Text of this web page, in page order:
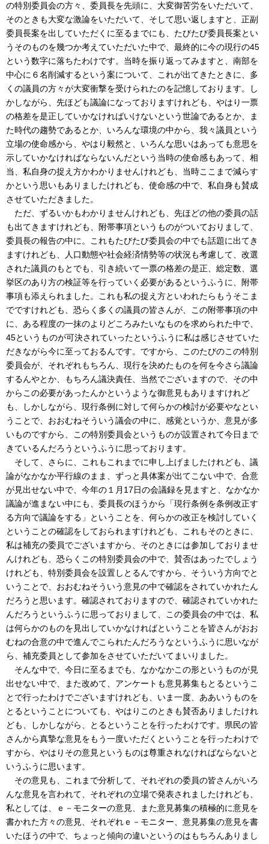
の特別委員会の方々、委員長を先頭に、大変御苦労をいただいて、
そのときも大変な激論をいただいて、そして思い返しますと、正副
委員長案を出していただくに至るまでにも、たびたび委員長案とい
うそのものを幾つか考えていただいた中で、最終的に今の現行の45
という数字に落ちたわけです。当時を振り返ってみますと、南部を
中心に６名削減するという案について、これが出てきたときに、多
くの議員の方々が大変衝撃を受けられたのを記憶しております。し
かしながら、先ほども議論になっておりますけれども、やはり一票
の格差を是正していかなければいけないという世論であるとか、ま
た時代の趨勢であるとか、いろんな環境の中から、我々議員という
立場の使命感から、やはり毅然と、いろんな思いはあっても意思を
示していかなければならないんだという当時の使命感もあって、相
当、私自身の捉え方かわかりませんけれども、当時ここまで減らす
かという思いもありましたけれども、使命感の中で、私自身も賛成
させていただきました。
ただ、ずるいかもわかりませんけれども、先ほどの他の委員の話
も出てきますけれども、附帯事項というものがついておりまして、
委員長の報告の中に。これもたびたび委員会の中でも話題に出てき
ますけれども、人口動態や社会経済情勢等の状況も考慮して、改選
された議員のもとでも、引き続いて一票の格差の是正、総定数、選
挙区のあり方の検証等を行っていく必要があるというふうに、附帯
事項も添えられました。これも私の捉え方といわれたらもうそこま
でですけれども、恐らく多くの議員の皆さんが、この附帯事項の中
に、ある程度の一抹のよりどころみたいなものを求められた中で、
45というものが可決されていったというふうに私は感じさせていた
だきながら今に至っておるんです。ですから、このたびのこの特別
委員会が、それぞれもちろん、現行を決めたものを何を今さら議論
するんやとか、もちろん議決責任、当然でございますので、その中
からこの必要があったんかというような御意見もありますけれど
も、しかしながら、現行条例に対して何らかの検討が必要やなとい
うことで、おおむねそういう議会の中に、感覚というか、意見が多
いものですから、この特別委員会というものが設置されて今日まで
きているんだろうというふうに思っております。
そして、さらに、これもこれまでに申し上げましたけれども、議
論がなかなか平行線のまま、ずっと具体案が出てこない中で、合意
が見出せない中で、今年の１月17日の会議録を見ますと、なかなか
議論が進まない中にも、委員長のほうから「現行条例を条例改正す
る方向で議論をする」ということを、何らかの改正を検討していく
ということの確認をしておられますけれども、これもそのときに、
私は補充の委員でございますから、そのときには参加しておりませ
んけれども、恐らくこの特別委員会の中で、賛否はあったでしょう
けれども、特別委員会を設置しとるんですから、そういう方向でと
いうことで、おおむねそういう意見の中で確認をされていかれたん
だろうと思います。確認されておりますので、確認されていかれた
んだろうというふうに思っておりまして、この委員会の中では、私
は何らかのものを見出していかなければということを皆さんがおお
むねの合意の中で進んでこられたんだろうなというふうに思いなが
ら、補充委員として参加をさせていただいてまいりました。
そんな中で、今日に至るまでも、なかなかこの形というものが見
出せない中で、また改めて、アンケートも意見募集もとるというこ
とで行ったわけでございますけれども、いま一度、ああいうものを
とるということについても、やはりこのときも賛否ありましたけれ
ども、しかしながら、とるということを行ったわけです。県民の皆
さんから真摯な意見をもう一度いただくということを行ったわけで
すから、やはりその意見というものは尊重されなければならないと
いうふうに思います。
その意見も、これまで分析して、それぞれの委員の皆さんがいろ
んな意見を言われて、それぞれの立場で発表されましたけれども、
私としては、ｅ－モニターの意見、また意見募集の積極的に意見を
書かれた方々の意見、それぞれｅ－モニター、意見募集の意見を書
いたほうの中で、ちょっと傾向の違いというのはもちろんありまし